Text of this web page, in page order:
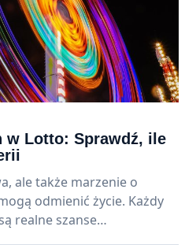
w Lotto: Sprawdź, ile
ale także marzenie o
odmienić życie. Każdy
realne szanse…